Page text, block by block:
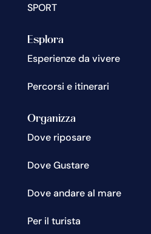
SPORT
Esplora
Esperienze da vivere
Percorsi e itinerari
Organizza
Dove riposare
Dove Gustare
Dove andare al mare
Per il turista